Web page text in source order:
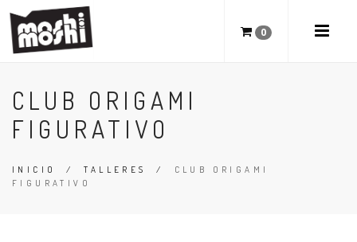
0
CLUB ORIGAMI
FIGURATIVO
INICIO /TALLERES / CLUB ORIGAMI
FIGURATIVO